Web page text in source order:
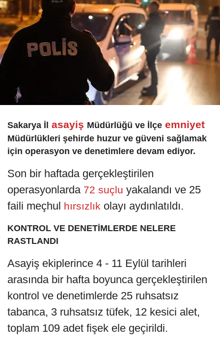
Sakarya İl asayiş Müdürlüğü ve İlçe emniyet
Müdürlükleri şehirde huzur ve güveni sağlamak
için operasyon ve denetimlere devam ediyor.
Son bir haftada gerçekleştirilen
operasyonlarda 72 suçlu yakalandı ve 25
faili meçhul hırsızlık olayı aydınlatıldı.
KONTROL VE DENETİMLERDE NELERE
RASTLANDI
Asayiş ekiplerince 4 - 11 Eylül tarihleri
arasında bir hafta boyunca gerçekleştirilen
kontrol ve denetimlerde 25 ruhsatsız
tabanca, 3 ruhsatsız tüfek, 12 kesici alet,
toplam 109 adet fişek ele geçirildi.